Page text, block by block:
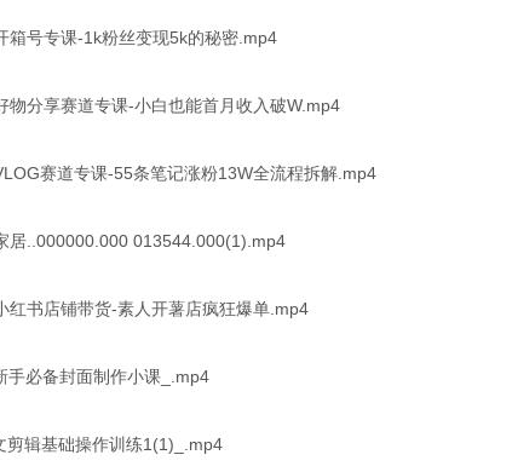
箱号专课-1k粉丝变现5k的秘密.mp4
物分享赛道专课-小白也能首月收入破W.mp4
赛道专课-55条笔记涨粉13W全流程拆解.mp4
居..000000.000 013544.000(1).mp4
红书店铺带货-素人开薯店疯狂爆单.mp4
手必备封面制作小课_.mp4
剪辑基础操作训练1(1)_.mp4